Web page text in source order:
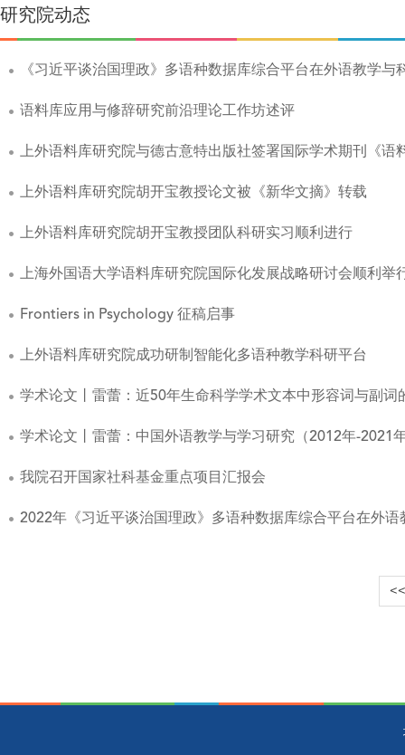
研究院动态
《习近平谈治国理政》多语种数据库综合平台在外语教学
​语料库应用与修辞研究前沿理论工作坊述评
上外语料库研究院与德古意特出版社签署国际学术期刊《语
上外语料库研究院胡开宝教授论文被《新华文摘》转载
上外语料库研究院胡开宝教授团队科研实习顺利进行
上海外国语大学语料库研究院国际化发展战略研讨会顺利举
Frontiers in Psychology 征稿启事
上外语料库研究院成功研制智能化多语种教学科研平台
学术论文丨雷蕾：近50年生命科学学术文本中形容词与副
学术论文丨雷蕾：中国外语教学与学习研究（2012年-2021
我院召开国家社科基金重点项目汇报会
2022年《习近平谈治国理政》多语种数据库综合平台在外
<<